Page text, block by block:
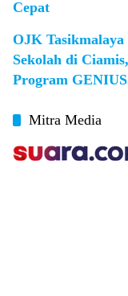
Cepat
OJK
Sekolah di
Program GENIUS
Mitra Media